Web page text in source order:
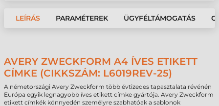
LEÍRÁS PARAMÉTEREK ÜGYFÉLTÁMOGATÁS
AVERY ZWECKFORM A4 ÍVES ETIKETT
CÍMKE (CIKKSZÁM: L6019REV-25)
A németországi Avery Zweckform több évtizedes tapasztalata révénén
Európa egyik legnagyobb íves etikett címke gyártója. Avery Zweckform
etikett címkék könnyedén személyre szabhatóak a sablonok